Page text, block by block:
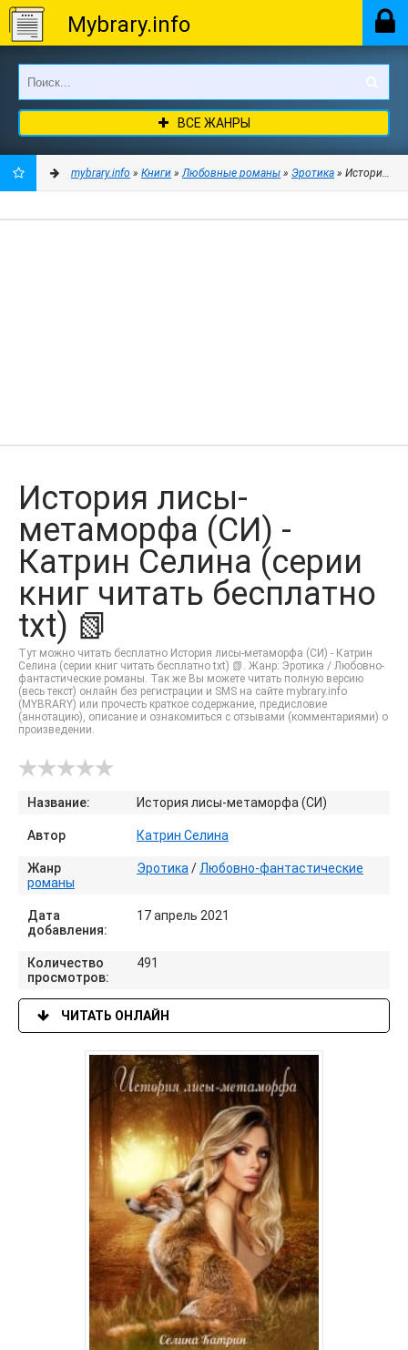
Mybrary.info
ВСЕ ЖАНРЫ
mybrary.info » Книги »Любовные романы » Эротика » История
История лисы-
метаморфа (СИ) -
Катрин Селина (серии
книг читать бесплатно
txt) 📗
Тут можно читать бесплатно История лисы-метаморфа (СИ) - Катрин
Селина (серии книг читать бесплатно txt) 📗. Жанр: Эротика / Любовно-
фантастические романы. Так же Вы можете читать полную версию
(весь текст) онлайн без регистрации и SMS на сайте mybrary.info
(MYBRARY) или прочесть краткое содержание, предисловие
(аннотацию), описание и ознакомиться с отзывами (комментариями) о
произведении.
Название: История лисы-метаморфа (СИ)
Автор Катрин Селина
Жанр Эротика / Любовно-фантастические
романы
Дата
добавления:
17 апрель 2021
Количество
просмотров:
491
ЧИТАТЬ ОНЛАЙН